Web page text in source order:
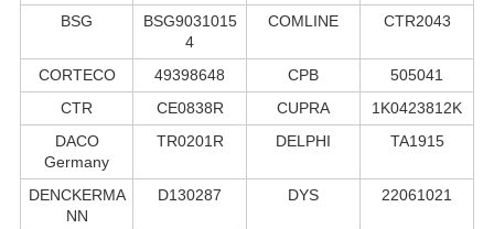
BSG
BSG9031015
4
COMLINE CTR2043
CORTECO 49398648 CPB
505041
CTR
CE0838R CUPRA
1K0423812K
DACO
Germany
TR0201R DELPHI TA1915
DENCKERMA
NN
D130287 DYS 22061021